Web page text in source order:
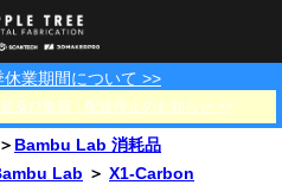
休業期間について >>
及び集荷・配達停止のお知らせ >>
ンター
Bambu Lab
ャナー
3Dスキャナー消耗品
ント
＞ Bambu Lab 消耗品
Lab ＞ X1-Carbon